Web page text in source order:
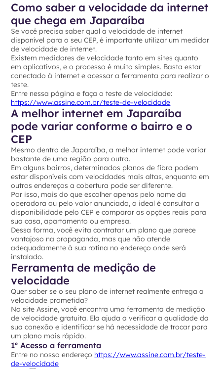
Como saber a velocidade da internet
que chega em Japaraíba
Se você precisa saber qual a velocidade de internet
disponível para o seu CEP, é importante utilizar um medidor
de velocidade de internet.
Existem medidores de velocidade tanto em sites quanto
em aplicativos, e o processo é muito simples. Basta estar
conectado à internet e acessar a ferramenta para realizar o
teste.
Entre nessa página e faça o teste de velocidade:
https://www.assine.com.br/teste-de-velocidade
A melhor internet em Japaraíba
pode variar conforme o bairro e o
CEP
Mesmo dentro de Japaraíba, a melhor internet pode variar
bastante de uma região para outra.
Em alguns bairros, determinados planos de fibra podem
estar disponíveis com velocidades mais altas, enquanto em
outros endereços a cobertura pode ser diferente.
Por isso, mais do que escolher apenas pelo nome da
operadora ou pelo valor anunciado, o ideal é consultar a
disponibilidade pelo CEP e comparar as opções reais para
sua casa, apartamento ou empresa.
Dessa forma, você evita contratar um plano que parece
vantajoso na propaganda, mas que não atende
adequadamente à sua rotina no endereço onde será
instalado.
Ferramenta de medição de
velocidade
Quer saber se o seu plano de internet realmente entrega a
velocidade prometida?
No site Assine, você encontra uma ferramenta de medição
de velocidade gratuita. Ela ajuda a verificar a qualidade da
sua conexão e identificar se há necessidade de trocar para
um plano mais rápido.
1º Acesso a ferramenta
Entre no nosso endereço https://www.assine.com.br/teste-
de-velocidade